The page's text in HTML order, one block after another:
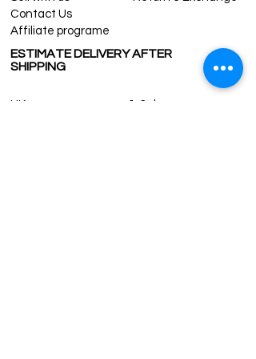
Contact Us
Affiliate programe
ESTIMATE DELIVERY AFTER
SHIPPING
UK
1-3 days